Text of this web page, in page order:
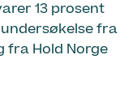
13 prosent
fra
fra Hold Norge